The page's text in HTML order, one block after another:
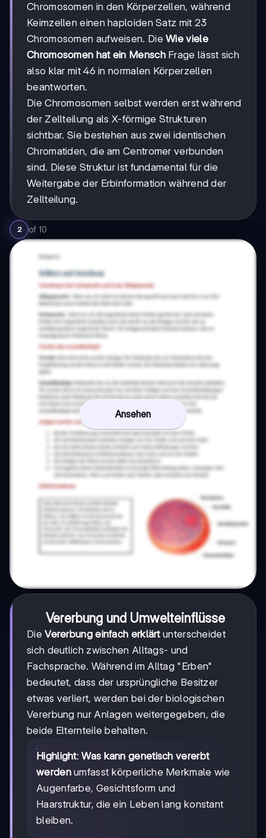
Chromosomen in den Körperzellen, während
Keimzellen einen haploiden Satz mit 23
Chromosomen aufweisen. DieWie viele
Chromosomen hat ein MenschFrage lässt sich
also klar mit 46 in normalen Körperzellen
beantworten.
Die Chromosomen selbst werden erst während
der Zellteilung als X-förmige Strukturen
sichtbar. Sie bestehen aus zwei identischen
Chromatiden, die am Centromer verbunden
sind. Diese Struktur ist fundamental für die
Weitergabe der Erbinformation während der
Zellteilung.
2 of 10
Ansehen
Vererbung und Umwelteinflüsse
DieVererbung einfach erklärtunterscheidet
sich deutlich zwischen Alltags- und
Fachsprache. Während im Alltag "Erben"
bedeutet, dass der ursprüngliche Besitzer
etwas verliert, werden bei der biologischen
Vererbung nur Anlagen weitergegeben, die
beide Elternteile behalten.
Highlight:Was kann genetisch vererbt
werdenumfasst körperliche Merkmale wie
Augenfarbe, Gesichtsform und
Haarstruktur, die ein Leben lang konstant
bleiben.